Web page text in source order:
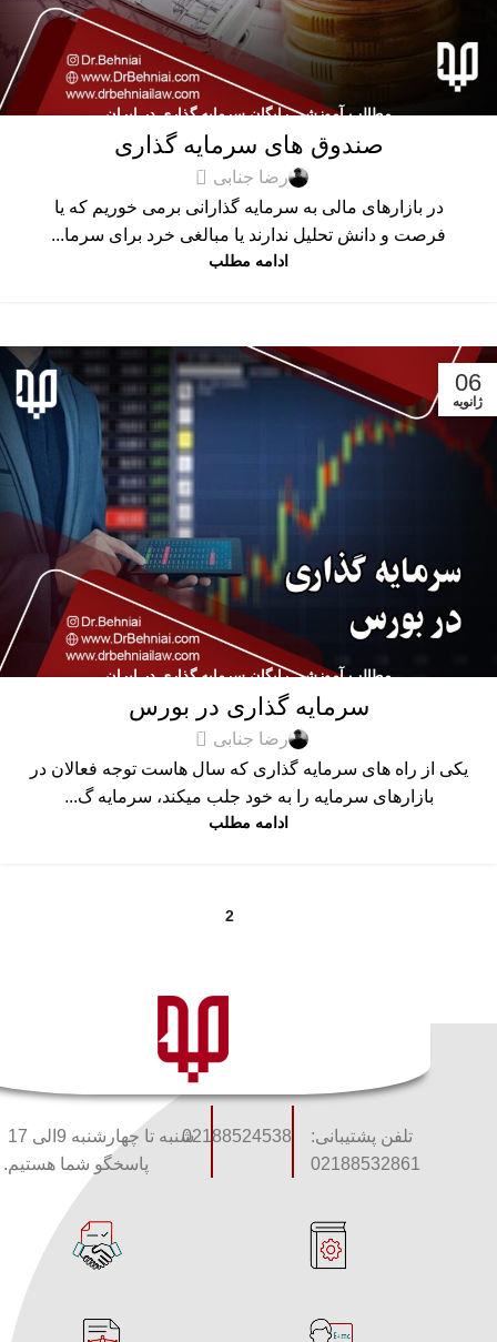
مطالب آموزشی رایگان سرمایه گذاری در ایران
صندوق های سرمایه گذاری
رضا جنابی 0
در بازارهای مالی به سرمایه گذارانی برمی خوریم که یا
فرصت و دانش تحلیل ندارند یا مبالغی خرد برای سرما...
ادامه مطلب
06
ژانویه
مطالب آموزشی رایگان سرمایه گذاری در ایران
سرمایه گذاری در بورس
رضا جنابی 0
یکی از راه های سرمایه گذاری که سال هاست توجه فعالان در
بازارهای سرمایه را به خود جلب میکند، سرمایه گ...
ادامه مطلب
2
تلفن پشتیبانی:
02188532861
02188524538
پاسخگو شما هستیم.